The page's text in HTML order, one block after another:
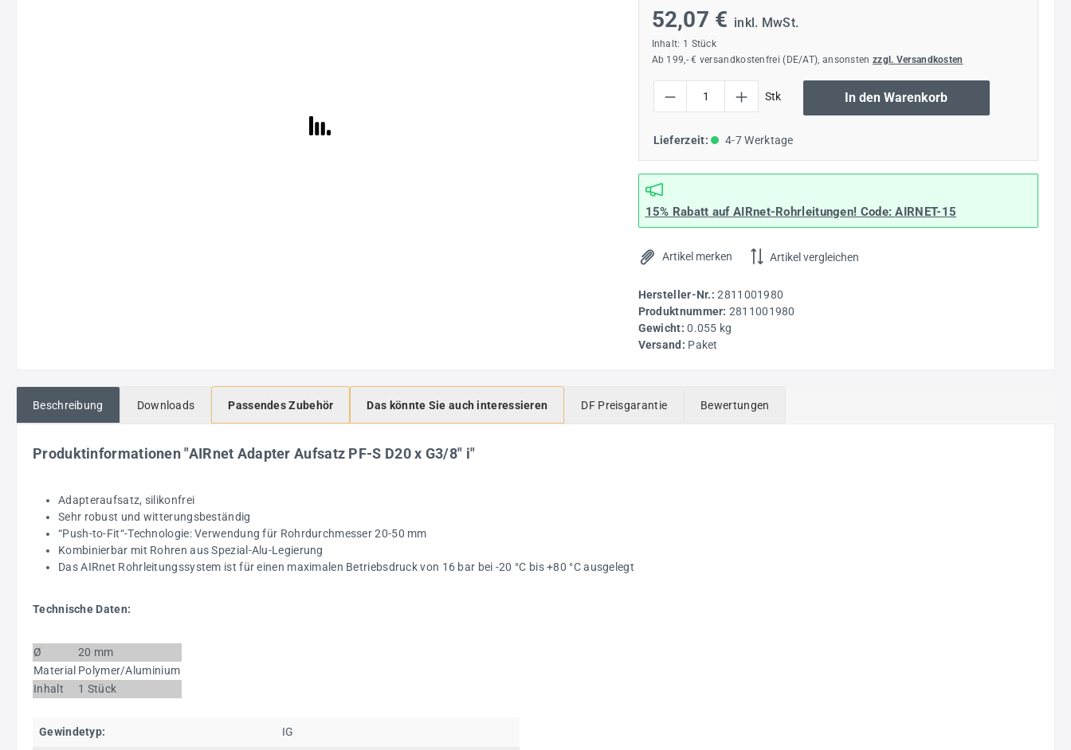
52,07 € inkl. MwSt.
Inhalt: 1 Stück
Ab 199,- € versandkostenfrei (DE/AT), ansonsten zzgl. Versandkosten
Stk In den Warenkorb
Lieferzeit: 4-7 Werktage
15% Rabatt auf AIRnet-Rohrleitungen! Code:AIRNET-15
Artikel merken Artikel vergleichen
Hersteller-Nr.:2811001980
Produktnummer: 2811001980
Gewicht:0.055 kg
Versand: Paket
Beschreibung Downloads Passendes Zubehör Das könnte Sie auch interessieren DF Preisgarantie Bewertungen
Produktinformationen "AIRnet Adapter Aufsatz PF-S D20 x G3/8" i"
Adapteraufsatz, silikonfrei
Sehr robust und witterungsbeständig
“Push-to-Fit“-Technologie: Verwendung für Rohrdurchmesser 20-50 mm
Kombinierbar mit Rohren aus Spezial-Alu-Legierung
Das AIRnet Rohrleitungssystem ist für einen maximalen Betriebsdruck von 16 bar bei -20 °C bis +80 °C ausgelegt
Technische Daten:
Ø
20 mm
Material Polymer/Aluminium
Inhalt
1 Stück
Gewindetyp: IG